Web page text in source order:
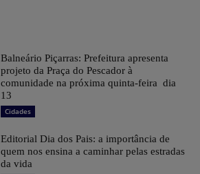
Balneário Piçarras: Prefeitura apresenta
projeto da Praça do Pescador à
comunidade na próxima quinta-feira dia
13
Cidades
Editorial Dia dos Pais: a importância de
quem nos ensina a caminhar pelas estradas
da vida